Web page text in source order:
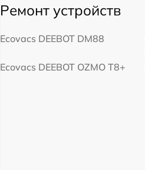
Ремонт устройств
Ecovacs DEEBOT DM88
Ecovacs DEEBOT OZMO T8+